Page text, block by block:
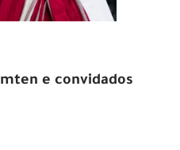
e convidados